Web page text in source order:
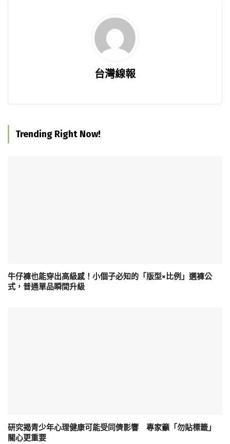
台灣線報
Trending Right Now!
牛仔褲也能穿出高級感！小個子必知的「版型×比例」選褲公
式，普通單品瞬間升級
研究揭青少年心理健康可能受同儕影響 專家籲「勿貼標籤」
關心更重要